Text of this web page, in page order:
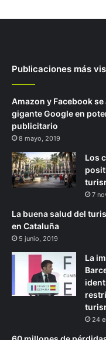
Publicaciones más
Amazon y Facebook se
gigante Google en
publicitario
8 mayo, 2019
Los
7
La buena salud del
en Cataluña
5 junio, 2019
La
24